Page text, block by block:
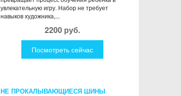
увлекательную игру. Набор не требует
навыков художника,...
2200 руб.
Посмотреть сейчас
НЕ ПРОКАЛЫВАЮЩИЕСЯ ШИНЫ